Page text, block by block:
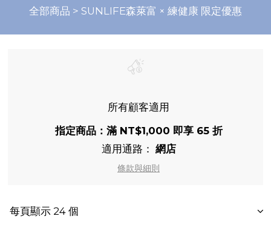
全部商品 > SUNLIFE森萊富 × 練健康 限定優惠
所有顧客適用
指定商品：滿 NT$1,000 即享 65 折
適用通路： 網店
條款與細則
每頁顯示 24 個